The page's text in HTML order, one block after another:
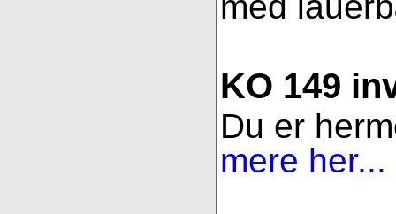
KO 149
Du er
mere her...